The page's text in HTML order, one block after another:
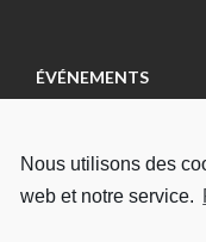
Nous utilisons des
web et notre service.
ÉVÉNEMENTS
13/08/2026
Permanence à